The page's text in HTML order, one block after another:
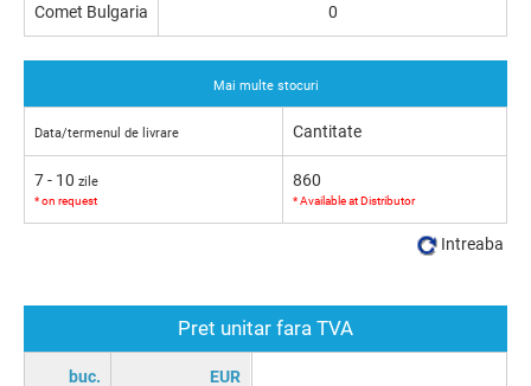
Pret unitar fara TVA
buc. EUR
Comet Bulgaria 0
Mai multe stocuri
Data/termenul de livrare Cantitate
7 - 10 zile
* on request
860
* Available at Distributor
Intreaba